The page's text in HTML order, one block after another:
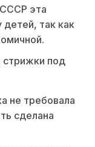
эта
детей, так как
стрижки под
не требовала
сделана